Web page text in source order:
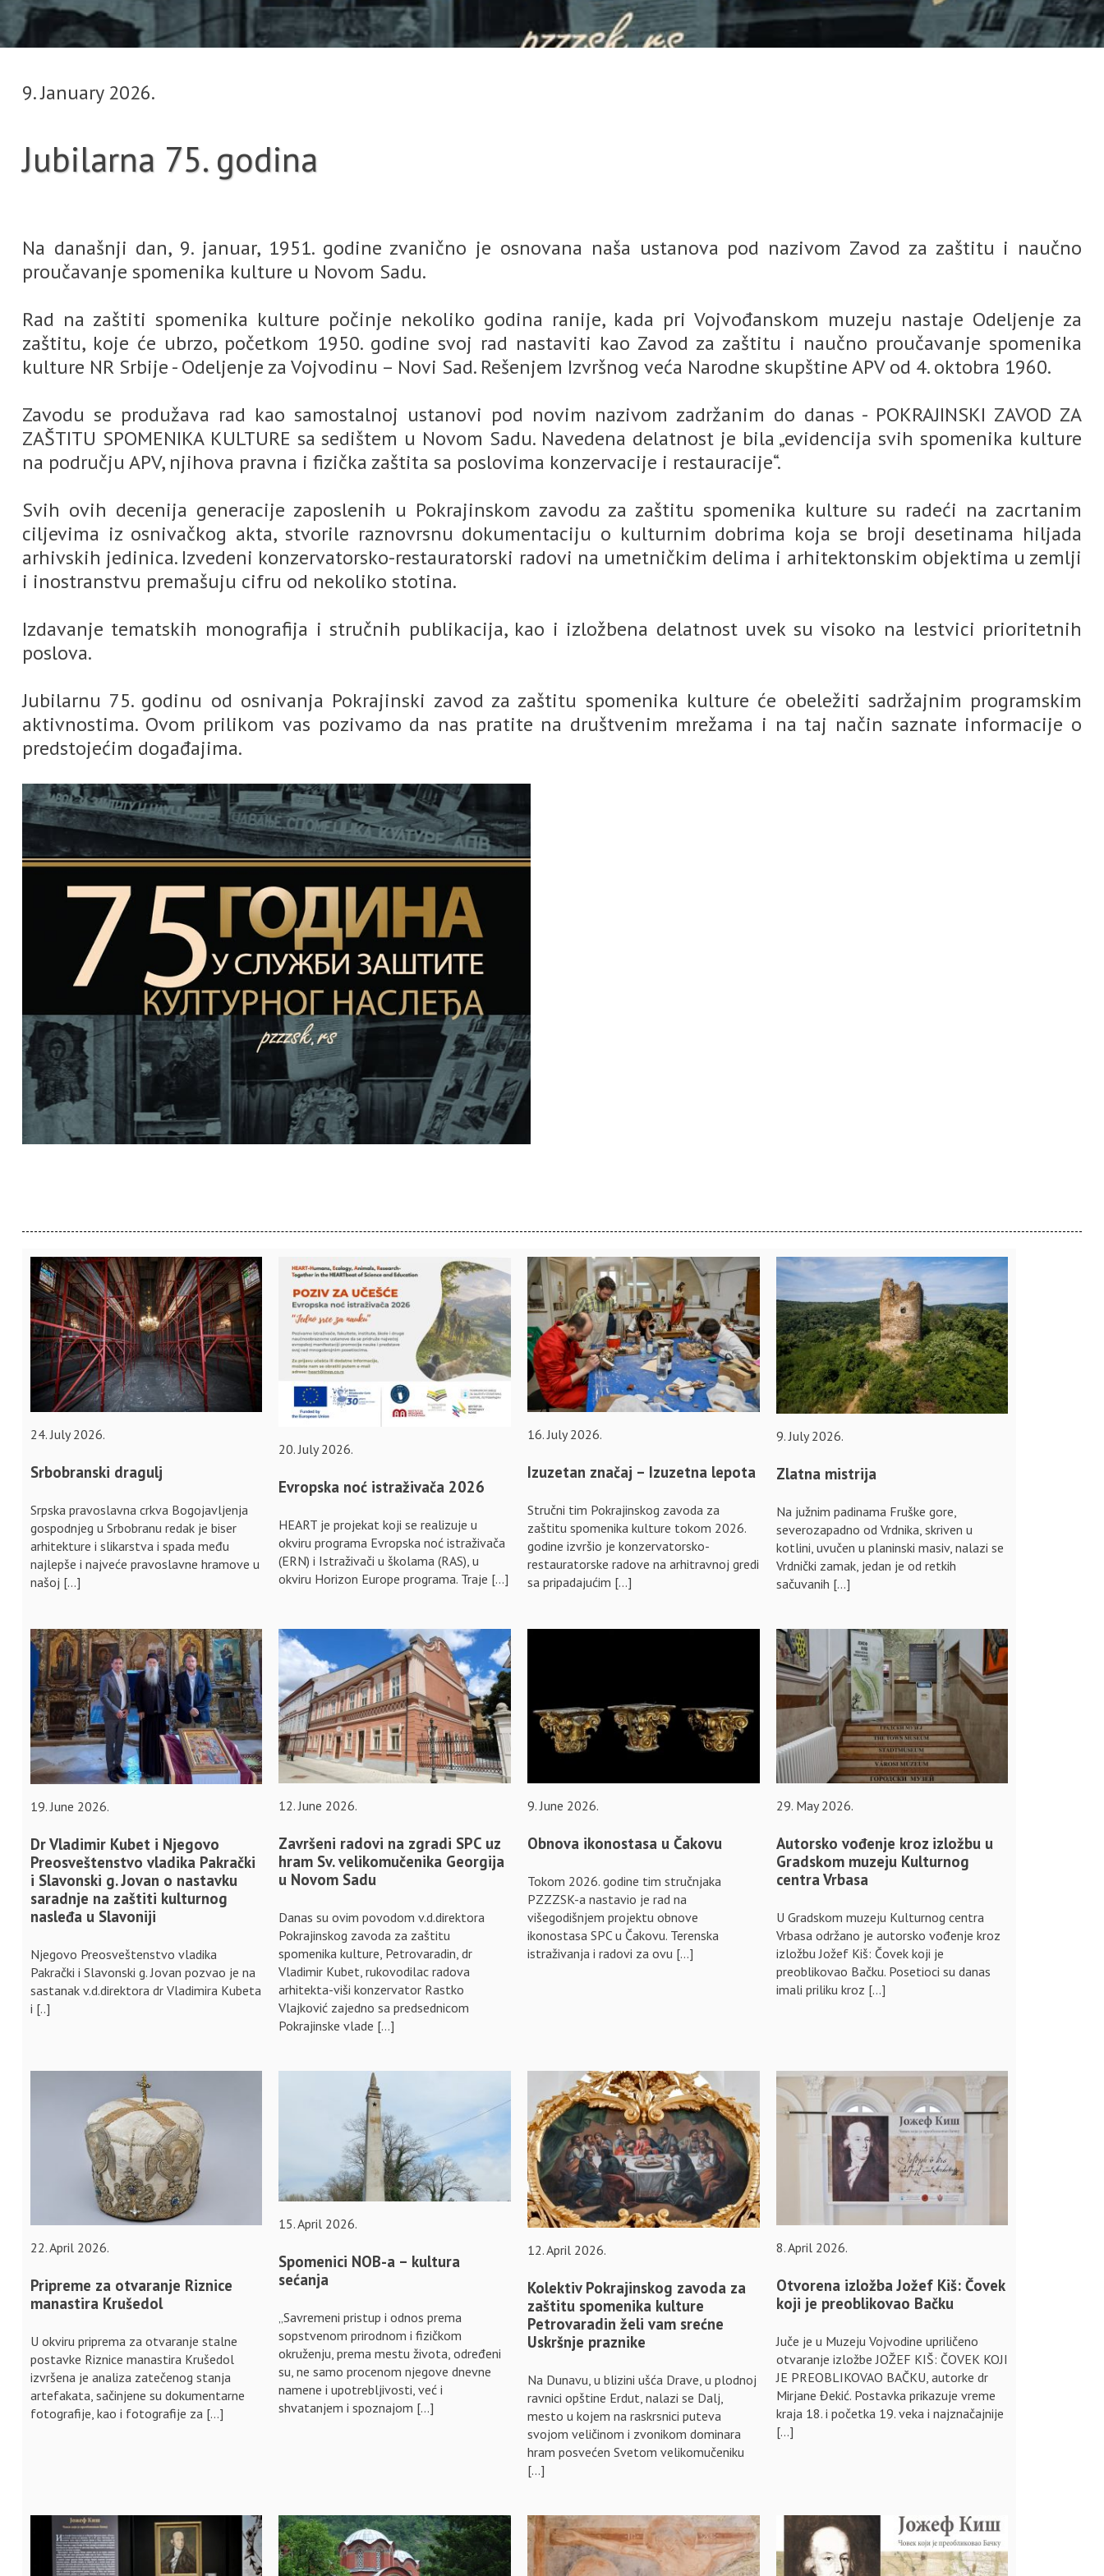
9. January 2026.
Jubilarna 75. godina
Na današnji dan, 9. januar, 1951. godine zvanično je osnovana naša ustanova pod nazivom Zavod za zaštitu i naučno
proučavanje spomenika kulture u Novom Sadu.
Rad na zaštiti spomenika kulture počinje nekoliko godina ranije, kada pri Vojvođanskom muzeju nastaje Odeljenje za
zaštitu, koje će ubrzo, početkom 1950. godine svoj rad nastaviti kao Zavod za zaštitu i naučno proučavanje spomenika
kulture NR Srbije - Odeljenje za Vojvodinu – Novi Sad. Rešenjem Izvršnog veća Narodne skupštine APV od 4. oktobra 1960.
Zavodu se produžava rad kao samostalnoj ustanovi pod novim nazivom zadržanim do danas - POKRAJINSKI ZAVOD ZA
ZAŠTITU SPOMENIKA KULTURE sa sedištem u Novom Sadu. Navedena delatnost je bila „evidencija svih spomenika kulture
na području APV, njihova pravna i fizička zaštita sa poslovima konzervacije i restauracije“.
Svih ovih decenija generacije zaposlenih u Pokrajinskom zavodu za zaštitu spomenika kulture su radeći na zacrtanim
ciljevima iz osnivačkog akta, stvorile raznovrsnu dokumentaciju o kulturnim dobrima koja se broji desetinama hiljada
arhivskih jedinica. Izvedeni konzervatorsko-restauratorski radovi na umetničkim delima i arhitektonskim objektima u zemlji
i inostranstvu premašuju cifru od nekoliko stotina.
Izdavanje tematskih monografija i stručnih publikacija, kao i izložbena delatnost uvek su visoko na lestvici prioritetnih
poslova.
Jubilarnu 75. godinu od osnivanja Pokrajinski zavod za zaštitu spomenika kulture će obeležiti sadržajnim programskim
aktivnostima. Ovom prilikom vas pozivamo da nas pratite na društvenim mrežama i na taj način saznate informacije o
predstojećim događajima.
24. July 2026.
Srbobranski dragulj
Srpska pravoslavna crkva Bogojavljenja
gospodnjeg u Srbobranu redak je biser
arhitekture i slikarstva i spada među
najlepše i najveće pravoslavne hramove u
našoj […]
20. July 2026.
Evropska noć istraživača 2026
HEART je projekat koji se realizuje u
okviru programa Evropska noć istraživača
(ERN) i Istraživači u školama (RAS), u
okviru Horizon Europe programa. Traje […]
16. July 2026.
Izuzetan značaj – Izuzetna lepota
Stručni tim Pokrajinskog zavoda za
zaštitu spomenika kulture tokom 2026.
godine izvršio je konzervatorsko-
restauratorske radove na arhitravnoj gredi
sa pripadajućim […]
9. July 2026.
Zlatna mistrija
Na južnim padinama Fruške gore,
severozapadno od Vrdnika, skriven u
kotlini, uvučen u planinski masiv, nalazi se
Vrdnički zamak, jedan je od retkih
sačuvanih […]
19. June 2026.
Dr Vladimir Kubet i Njegovo
Preosveštenstvo vladika Pakrački
i Slavonski g. Jovan o nastavku
saradnje na zaštiti kulturnog
nasleđa u Slavoniji
Njegovo Preosveštenstvo vladika
Pakrački i Slavonski g. Jovan pozvao je na
sastanak v.d.direktora dr Vladimira Kubeta
i [..]
12. June 2026.
Završeni radovi na zgradi SPC uz
hram Sv. velikomučenika Georgija
u Novom Sadu
Danas su ovim povodom v.d.direktora
Pokrajinskog zavoda za zaštitu
spomenika kulture, Petrovaradin, dr
Vladimir Kubet, rukovodilac radova
arhitekta-viši konzervator Rastko
Vlajković zajedno sa predsednicom
Pokrajinske vlade […]
9. June 2026.
Obnova ikonostasa u Čakovu
Tokom 2026. godine tim stručnjaka
PZZZSK-a nastavio je rad na
višegodišnjem projektu obnove
ikonostasa SPC u Čakovu. Terenska
istraživanja i radovi za ovu […]
29. May 2026.
Autorsko vođenje kroz izložbu u
Gradskom muzeju Kulturnog
centra Vrbasa
U Gradskom muzeju Kulturnog centra
Vrbasa održano je autorsko vođenje kroz
izložbu Jožef Kiš: Čovek koji je
preoblikovao Bačku. Posetioci su danas
imali priliku kroz […]
22. April 2026.
Pripreme za otvaranje Riznice
manastira Krušedol
U okviru priprema za otvaranje stalne
postavke Riznice manastira Krušedol
izvršena je analiza zatečenog stanja
artefakata, sačinjene su dokumentarne
fotografije, kao i fotografije za […]
15. April 2026.
Spomenici NOB-a – kultura
sećanja
„Savremeni pristup i odnos prema
sopstvenom prirodnom i fizičkom
okruženju, prema mestu života, određeni
su, ne samo procenom njegove dnevne
namene i upotrebljivosti, već i
shvatanjem i spoznajom […]
12. April 2026.
Kolektiv Pokrajinskog zavoda za
zaštitu spomenika kulture
Petrovaradin želi vam srećne
Uskršnje praznike
Na Dunavu, u blizini ušća Drave, u plodnoj
ravnici opštine Erdut, nalazi se Dalj,
mesto u kojem na raskrsnici puteva
svojom veličinom i zvonikom dominara
hram posvećen Svetom velikomučeniku
[…]
8. April 2026.
Otvorena izložba Jožef Kiš: Čovek
koji je preoblikovao Bačku
Juče je u Muzeju Vojvodine upriličeno
otvaranje izložbe JOŽEF KIŠ: ČOVEK KOJI
JE PREOBLIKOVAO BAČKU, autorke dr
Mirjane Đekić. Postavka prikazuje vreme
kraja 18. i početka 19. veka i najznačajnije
[…]